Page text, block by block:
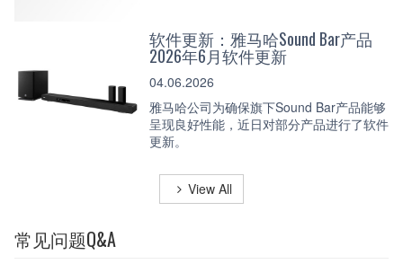
软件更新：雅马哈Sound Bar产品
2026年6月软件更新
04.06.2026
雅马哈公司为确保旗下Sound Bar产品能够
呈现良好性能，近日对部分产品进行了软件
更新。
View All
常见问题Q&A